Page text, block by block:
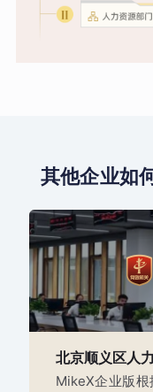
其他企业如
北京顺义区人
MikeX企业版